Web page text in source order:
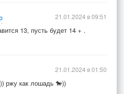
13, пусть будет 14 + .
21.01.2024 в 09:51
ржу как лошадь 🐎))
21.01.2024 в 01:50